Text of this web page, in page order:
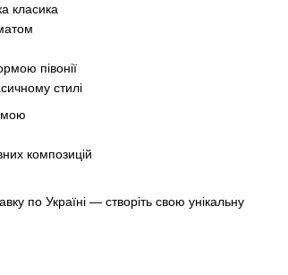
класика
півонії
стилі
композицій
по Україні — створіть свою унікальну